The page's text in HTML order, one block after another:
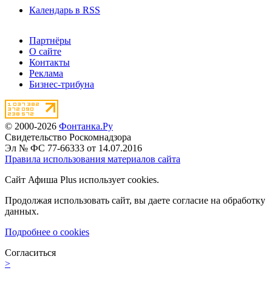
Календарь в RSS
Партнёры
О сайте
Контакты
Реклама
Бизнес-трибуна
© 2000-2026 Фонтанка.Ру
Свидетельство Роскомнадзора
Эл № ФС 77-66333 от 14.07.2016
Правила использования материалов сайта
Сайт Афиша Plus использует cookies.
Продолжая использовать сайт, вы даете согласие на обработку
данных.
Подробнее о cookies
Согласиться
>